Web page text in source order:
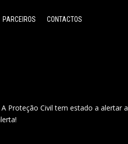
PARCEIROS CONTACTOS
Proteção Civil tem estado a alertar a